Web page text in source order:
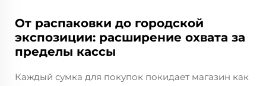
От распаковки до городской
экспозиции: расширение охвата за
пределы кассы
Каждый сумка для покупок покидает магазин как